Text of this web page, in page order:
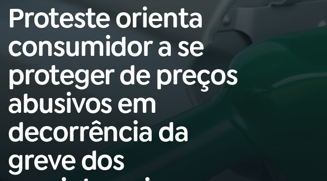
Buscar
na
Rádio
Nacional
AO VIVO
01INÍCIO
02 A RÁDIO
03PROGRAMAÇÃO
04PROGRAMAS
Proteste orienta
consumidor a se
proteger de preços
abusivos em
decorrência da
greve dos